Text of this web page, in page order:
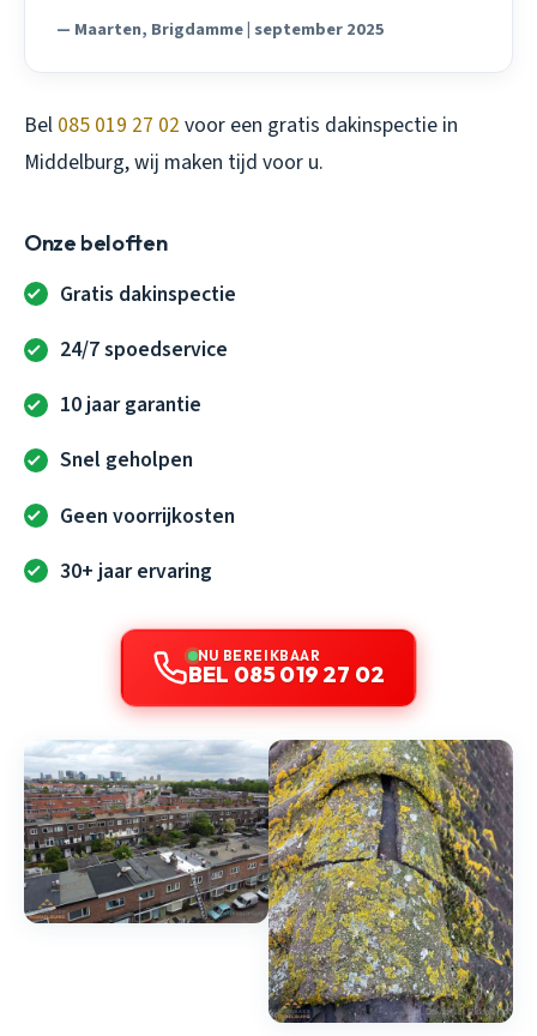
— Maarten, Brigdamme | september 2025
Bel 085 019 27 02 voor een gratis dakinspectie in
Middelburg, wij maken tijd voor u.
Onze beloften
Gratis dakinspectie
24/7 spoedservice
10 jaar garantie
Snel geholpen
Geen voorrijkosten
30+ jaar ervaring
NU BEREIKBAAR
BEL 085 019 27 02